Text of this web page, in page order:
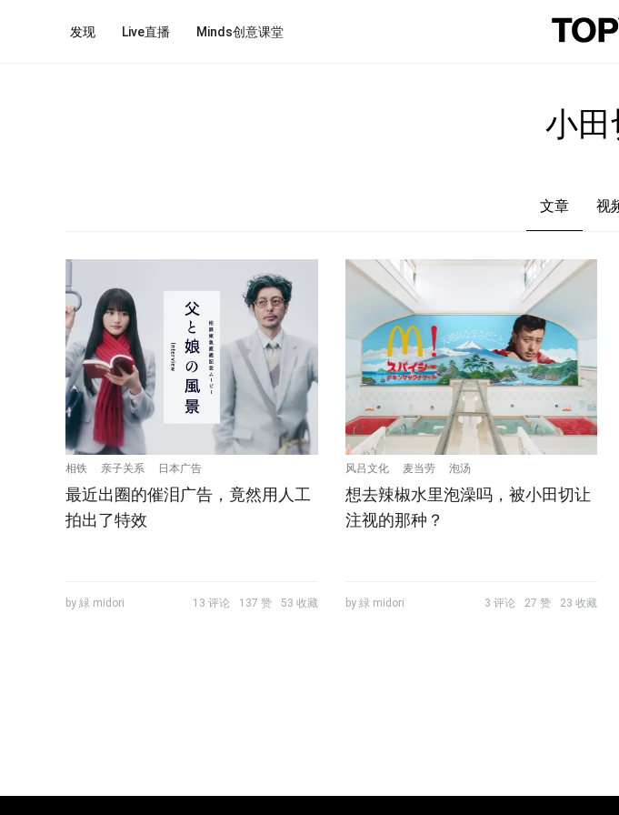
发现 Live直播 Minds创意课堂
文章 视
相铁 亲子关系 日本广告
最近出圈的催泪广告，竟然用人工
拍出了特效
by 緑 midori 13 评论 137 赞 53 收藏
风吕文化 麦当劳 泡汤
想去辣椒水里泡澡吗，被小田切让
注视的那种？
by 緑 midori 3 评论 27 赞 23 收藏